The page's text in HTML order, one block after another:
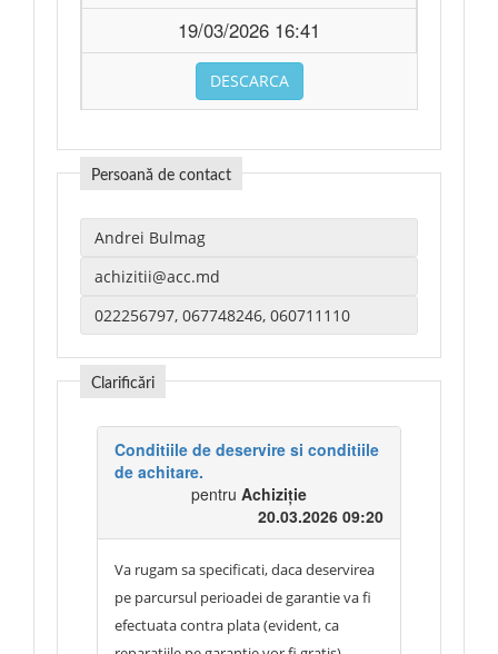
19/03/2026 16:41
DESCARCA
Persoană de contact
Clarificări
Conditiile de deservire si conditiile
de achitare.
pentru Achiziție
20.03.2026 09:20
Va rugam sa specificati, daca deservirea
pe parcursul perioadei de garantie va fi
efectuata contra plata (evident, ca